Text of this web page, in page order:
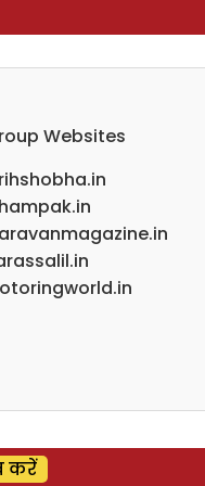
Websites
करें